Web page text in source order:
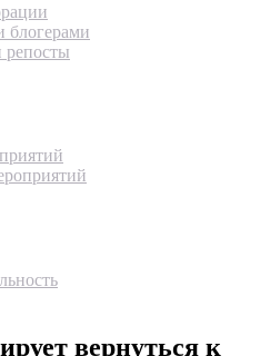
блогерами
репосты
вернуться к